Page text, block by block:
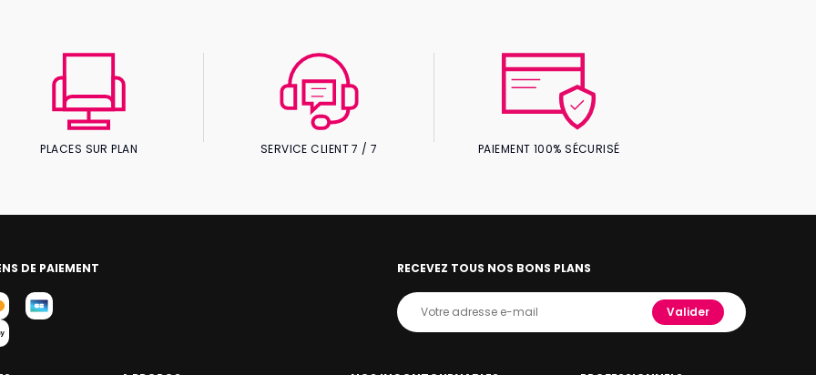
PLACES SUR PLAN SERVICE CLIENT 7 / 7 PAIEMENT 100% SÉCURISÉ
DE PAIEMENT RECEVEZ TOUS NOS BONS PLANS
Valider